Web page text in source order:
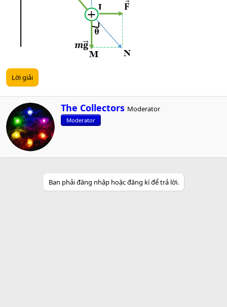
Lời giải
W
r
i
n
The Collectors Moderator
Moderator
Bạn phải đăng nhập hoặc đăng kí để trả lời.